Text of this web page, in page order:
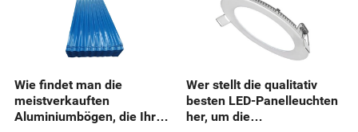
Wie findet man die
meistverkauften
Aluminiumbögen, die Ihren
Wer stellt die qualitativ
besten LED-Panelleuchten
her, um die